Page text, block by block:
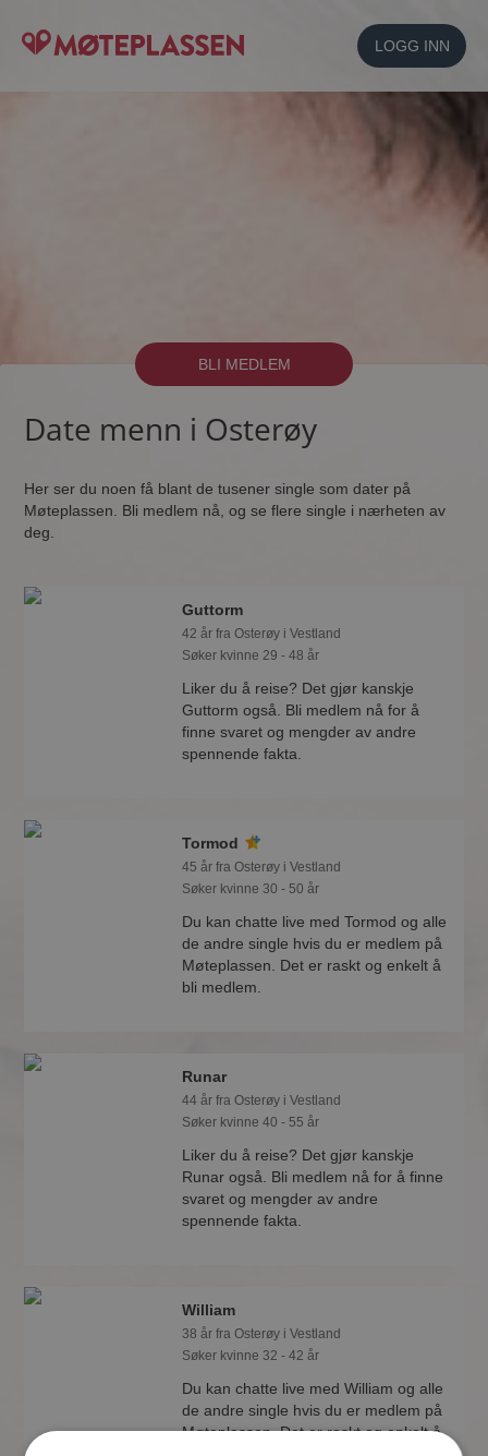
LOGG INN
BLI MEDLEM
Date menn i Osterøy
Her ser du noen få blant de tusener single som dater på
Møteplassen. Bli medlem nå, og se flere single i nærheten av
deg.
Guttorm
42 år fra Osterøy i Vestland
Søker kvinne 29 - 48 år
Liker du å reise? Det gjør kanskje
Guttorm også. Bli medlem nå for å
finne svaret og mengder av andre
spennende fakta.
Tormod
45 år fra Osterøy i Vestland
Søker kvinne 30 - 50 år
Du kan chatte live med Tormod og alle
de andre single hvis du er medlem på
Møteplassen. Det er raskt og enkelt å
bli medlem.
Runar
44 år fra Osterøy i Vestland
Søker kvinne 40 - 55 år
Liker du å reise? Det gjør kanskje
Runar også. Bli medlem nå for å finne
svaret og mengder av andre
spennende fakta.
William
38 år fra Osterøy i Vestland
Søker kvinne 32 - 42 år
Du kan chatte live med William og alle
de andre single hvis du er medlem på
Møteplassen. Det er raskt og enkelt å